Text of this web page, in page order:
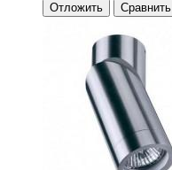
Отложить
Сравнить